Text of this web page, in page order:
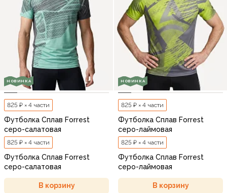
НОВИНКА
825 ₽ × 4 части
Футболка Сплав Forrest
серо-салатовая
825 ₽ × 4 части
Футболка Сплав Forrest
серо-салатовая
В корзину
НОВИНКА
825 ₽ × 4 части
Футболка Сплав Forrest
серо-лаймовая
825 ₽ × 4 части
Футболка Сплав Forrest
серо-лаймовая
В корзину